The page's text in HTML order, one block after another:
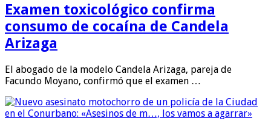
Examen toxicológico confirma
consumo de cocaína de Candela
Arizaga
El abogado de la modelo Candela Arizaga, pareja de
Facundo Moyano, confirmó que el examen …